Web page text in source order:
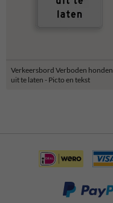
Verkeersbord Verboden honden
uit te laten - Picto en tekst